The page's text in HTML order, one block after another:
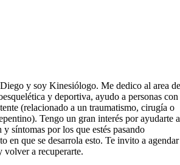
y soy Kinesiólogo. Me dedico al area de
y deportiva, ayudo a personas con
(relacionado a un traumatismo, cirugía o
Tengo un gran interés por ayudarte a
síntomas por los que estés pasando
en que se desarrola esto. Te invito a agendar
volver a recuperarte.